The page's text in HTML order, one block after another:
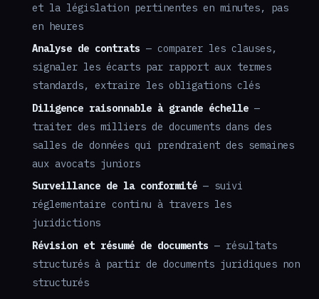
et la législation pertinentes en minutes, pas
en heures
Analyse de contrats — comparer les clauses,
signaler les écarts par rapport aux termes
standards, extraire les obligations clés
Diligence raisonnable à grande échelle —
traiter des milliers de documents dans des
salles de données qui prendraient des semaines
aux avocats juniors
Surveillance de la conformité — suivi
réglementaire continu à travers les
juridictions
Révision et résumé de documents — résultats
structurés à partir de documents juridiques non
structurés